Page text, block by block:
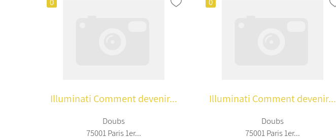
Illuminati Comment devenir...
Doubs
75001 Paris 1er...
Illuminati Comment devenir...
Doubs
75001 Paris 1er...